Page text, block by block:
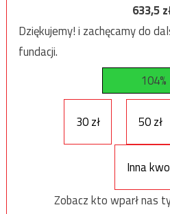
633,5
Dziękujemy! i zachęcamy do
fundacji.
104%
30 zł 50 zł
Inna
Zobacz kto wparł nas